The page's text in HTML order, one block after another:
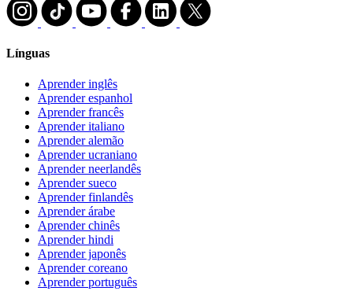
Línguas
Aprender inglês
Aprender espanhol
Aprender francês
Aprender italiano
Aprender alemão
Aprender ucraniano
Aprender neerlandês
Aprender sueco
Aprender finlandês
Aprender árabe
Aprender chinês
Aprender hindi
Aprender japonês
Aprender coreano
Aprender português